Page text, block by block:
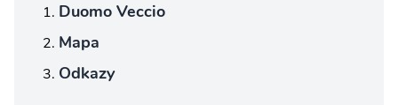
Duomo Veccio
Mapa
Odkazy